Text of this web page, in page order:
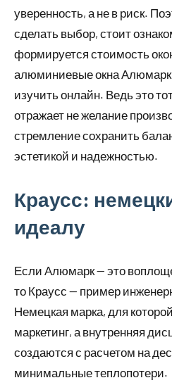
уверенность, а не в риск.
сделать выбор, стоит
формируется стоимость
алюминиевые окна Алюмарк
изучить онлайн. Ведь это
отражает не желание
стремление сохранить
эстетикой и надежностью.
Краусс:
идеалу
Если Алюмарк — это
то Краусс — пример
Немецкая марка, для
маркетинг, а внутренняя
создаются с расчетом на
минимальные теплопотери.